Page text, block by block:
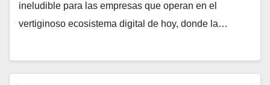
ineludible para las empresas que operan en el
vertiginoso ecosistema digital de hoy, donde la…